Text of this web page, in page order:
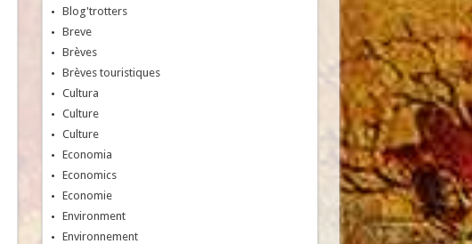
Blog'trotters
Breve
Brèves
Brèves touristiques
Cultura
Culture
Culture
Economia
Economics
Economie
Environment
Environnement